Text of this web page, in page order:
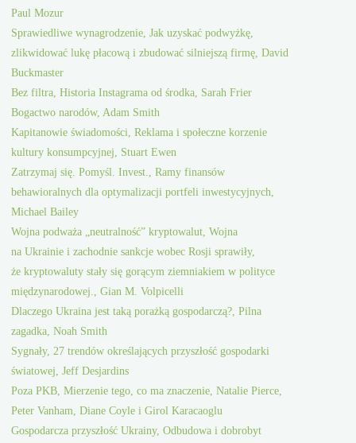
Paul Mozur
Sprawiedliwe wynagrodzenie, Jak uzyskać podwyżkę,
zlikwidować lukę płacową i zbudować silniejszą firmę, David
Buckmaster
Bez filtra, Historia Instagrama od środka, Sarah Frier
Bogactwo narodów, Adam Smith
Kapitanowie świadomości, Reklama i społeczne korzenie
kultury konsumpcyjnej, Stuart Ewen
Zatrzymaj się. Pomyśl. Invest., Ramy finansów
behawioralnych dla optymalizacji portfeli inwestycyjnych,
Michael Bailey
Wojna podważa „neutralność” kryptowalut, Wojna
na Ukrainie i zachodnie sankcje wobec Rosji sprawiły,
że kryptowaluty stały się gorącym ziemniakiem w polityce
międzynarodowej., Gian M. Volpicelli
Dlaczego Ukraina jest taką porażką gospodarczą?, Pilna
zagadka, Noah Smith
Sygnały, 27 trendów określających przyszłość gospodarki
światowej, Jeff Desjardins
Poza PKB, Mierzenie tego, co ma znaczenie, Natalie Pierce,
Peter Vanham, Diane Coyle i Girol Karacaoglu
Gospodarcza przyszłość Ukrainy, Odbudowa i dobrobyt